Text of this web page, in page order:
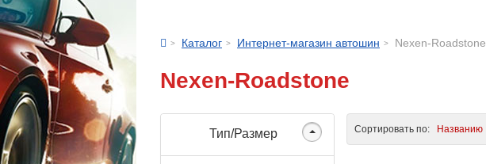
Каталог Интернет-магазин автошин Nexen-Roadstone
Nexen-Roadstone
Тип/Размер Сортировать по: Названию